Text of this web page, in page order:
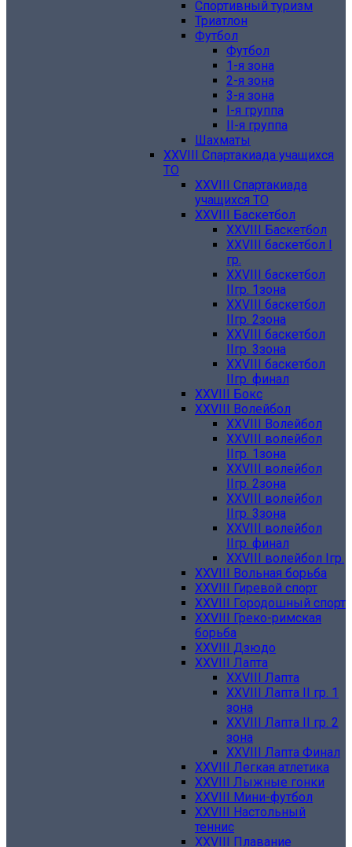
Спортивный туризм
Триатлон
Футбол
Футбол
1-я зона
2-я зона
3-я зона
I-я группа
II-я группа
Шахматы
XXVIII Спартакиада учащихся
ТО
XXVIII Спартакиада
учащихся ТО
XXVIII Баскетбол
XXVIII Баскетбол
XXVIII баскетбол I
гр.
XXVIII баскетбол
IIгр. 1зона
XXVIII баскетбол
IIгр. 2зона
XXVIII баскетбол
IIгр. 3зона
XXVIII баскетбол
IIгр. финал
XXVIII Бокс
XXVIII Волейбол
XXVIII Волейбол
XXVIII волейбол
IIгр. 1зона
XXVIII волейбол
IIгр. 2зона
XXVIII волейбол
IIгр. 3зона
XXVIII волейбол
IIгр. финал
XXVIII волейбол Iгр.
XXVIII Вольная борьба
XXVIII Гиревой спорт
XXVIII Городошный спорт
XXVIII Греко-римская
борьба
XXVIII Дзюдо
XXVIII Лапта
XXVIII Лапта
XXVIII Лапта II гр. 1
зона
XXVIII Лапта II гр. 2
зона
XXVIII Лапта Финал
XXVIII Легкая атлетика
XXVIII Лыжные гонки
XXVIII Мини-футбол
XXVIII Настольный
теннис
XXVIII Плавание